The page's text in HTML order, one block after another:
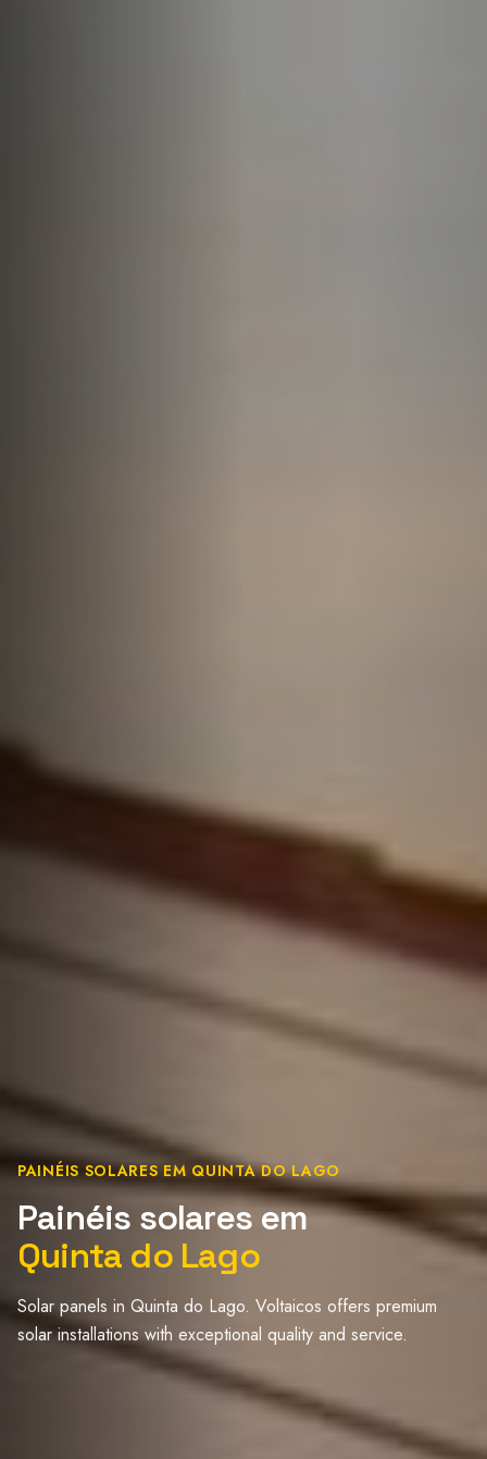
PAINÉIS SOLARES EM QUINTA DO LAGO
Painéis solares em
Quinta do Lago
Solar panels in Quinta do Lago. Voltaicos offers premium
solar installations with exceptional quality and service.